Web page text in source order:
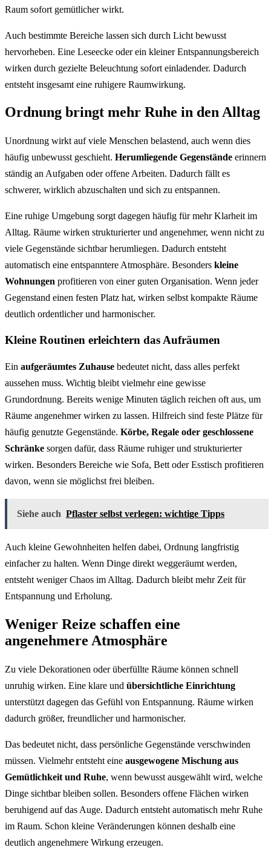
Raum sofort gemütlicher wirkt.
Auch bestimmte Bereiche lassen sich durch Licht bewusst
hervorheben. Eine Leseecke oder ein kleiner Entspannungsbereich
wirken durch gezielte Beleuchtung sofort einladender. Dadurch
entsteht insgesamt eine ruhigere Raumwirkung.
Ordnung bringt mehr Ruhe in den Alltag
Unordnung wirkt auf viele Menschen belastend, auch wenn dies
häufig unbewusst geschieht. Herumliegende Gegenstände erinnern
ständig an Aufgaben oder offene Arbeiten. Dadurch fällt es
schwerer, wirklich abzuschalten und sich zu entspannen.
Eine ruhige Umgebung sorgt dagegen häufig für mehr Klarheit im
Alltag. Räume wirken strukturierter und angenehmer, wenn nicht zu
viele Gegenstände sichtbar herumliegen. Dadurch entsteht
automatisch eine entspanntere Atmosphäre. Besonders kleine
Wohnungen profitieren von einer guten Organisation. Wenn jeder
Gegenstand einen festen Platz hat, wirken selbst kompakte Räume
deutlich ordentlicher und harmonischer.
Kleine Routinen erleichtern das Aufräumen
Ein aufgeräumtes Zuhause bedeutet nicht, dass alles perfekt
aussehen muss. Wichtig bleibt vielmehr eine gewisse
Grundordnung. Bereits wenige Minuten täglich reichen oft aus, um
Räume angenehmer wirken zu lassen. Hilfreich sind feste Plätze für
häufig genutzte Gegenstände. Körbe, Regale oder geschlossene
Schränke sorgen dafür, dass Räume ruhiger und strukturierter
wirken. Besonders Bereiche wie Sofa, Bett oder Esstisch profitieren
davon, wenn sie möglichst frei bleiben.
Siehe auch Pflaster selbst verlegen: wichtige Tipps
Auch kleine Gewohnheiten helfen dabei, Ordnung langfristig
einfacher zu halten. Wenn Dinge direkt weggeräumt werden,
entsteht weniger Chaos im Alltag. Dadurch bleibt mehr Zeit für
Entspannung und Erholung.
Weniger Reize schaffen eine
angenehmere Atmosphäre
Zu viele Dekorationen oder überfüllte Räume können schnell
unruhig wirken. Eine klare und übersichtliche Einrichtung
unterstützt dagegen das Gefühl von Entspannung. Räume wirken
dadurch größer, freundlicher und harmonischer.
Das bedeutet nicht, dass persönliche Gegenstände verschwinden
müssen. Vielmehr entsteht eine ausgewogene Mischung aus
Gemütlichkeit und Ruhe, wenn bewusst ausgewählt wird, welche
Dinge sichtbar bleiben sollen. Besonders offene Flächen wirken
beruhigend auf das Auge. Dadurch entsteht automatisch mehr Ruhe
im Raum. Schon kleine Veränderungen können deshalb eine
deutlich angenehmere Wirkung erzeugen.